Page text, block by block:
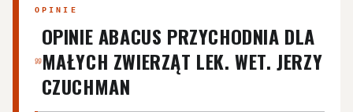
OPINIE
OPINIE ABACUS PRZYCHODNIA DLA
MAŁYCH ZWIERZĄT LEK. WET. JERZY
CZUCHMAN